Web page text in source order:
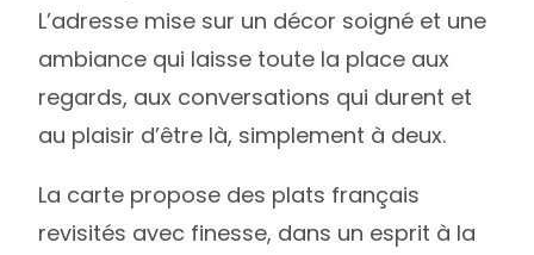
L’adresse mise sur un décor soigné et une
ambiance qui laisse toute la place aux
regards, aux conversations qui durent et
au plaisir d’être là, simplement à deux.
La carte propose des plats français
revisités avec finesse, dans un esprit à la